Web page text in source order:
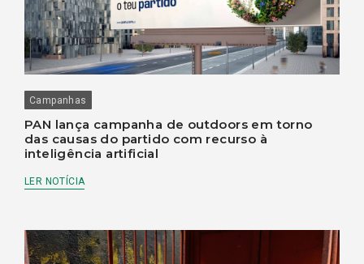
Campanhas
PAN lança campanha de outdoors em torno
das causas do partido com recurso à
inteligência artificial
LER NOTÍCIA